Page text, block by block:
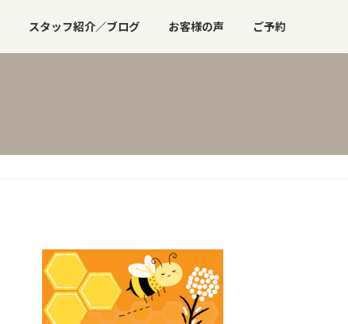
スタッフ紹介／ブログ お客様の声 ご予約